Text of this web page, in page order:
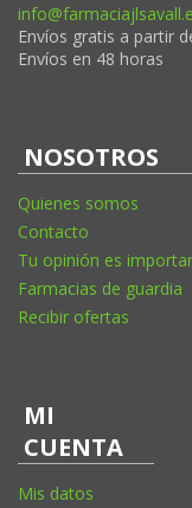
Envíos gratis a partir
Envíos en 48 horas
NOSOTROS
Quienes somos
Contacto
Tu opinión es
Farmacias de guardia
Recibir ofertas
MI
CUENTA
Mis datos